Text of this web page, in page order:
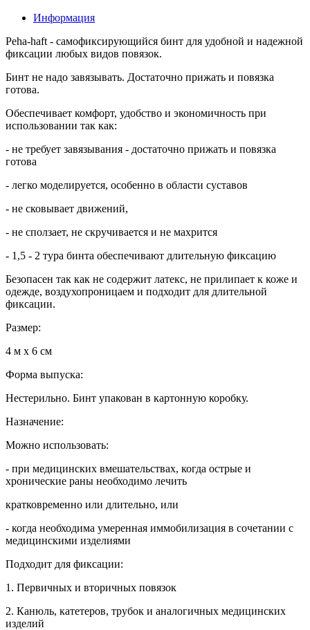
Информация
Peha-haft - самофиксирующийся бинт для удобной и надежной
фиксации любых видов повязок.
Бинт не надо завязывать. Достаточно прижать и повязка
готова.
Обеспечивает комфорт, удобство и экономичность при
использовании так как:
- не требует завязывания - достаточно прижать и повязка
готова
- легко моделируется, особенно в области суставов
- не сковывает движений,
- не сползает, не скручивается и не махрится
- 1,5 - 2 тура бинта обеспечивают длительную фиксацию
Безопасен так как не содержит латекс, не прилипает к коже и
одежде, воздухопроницаем и подходит для длительной
фиксации.
Размер:
4 м х 6 см
Форма выпуска:
Нестерильно. Бинт упакован в картонную коробку.
Назначение:
Можно использовать:
- при медицинских вмешательствах, когда острые и
хронические раны необходимо лечить
кратковременно или длительно, или
- когда необходима умеренная иммобилизация в сочетании с
медицинскими изделиями
Подходит для фиксации:
1. Первичных и вторичных повязок
2. Канюль, катетеров, трубок и аналогичных медицинских
изделий